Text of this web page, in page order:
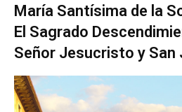
María Santísima de la
El Sagrado
Señor Jesucristo y San